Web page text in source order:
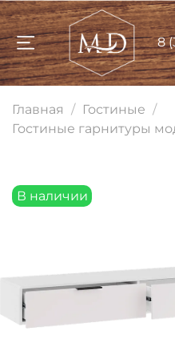
8
Главная
Гостиные
Гостиные гарнитуры
В наличии
Для клиентов всех банков
Разбейте
Добавляйте товары
в корзину